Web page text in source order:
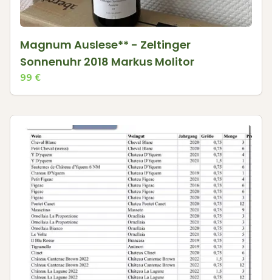
Magnum Auslese** - Zeltinger
Sonnenuhr 2018 Markus Molitor
99 €